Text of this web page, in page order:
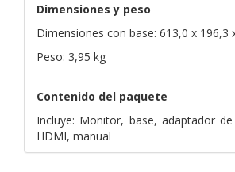
Dimensiones y peso
Dimensiones con base: 613,0 x 196,3
Peso: 3,95 kg
Contenido del paquete
Incluye: Monitor, base, adaptador
HDMI, manual